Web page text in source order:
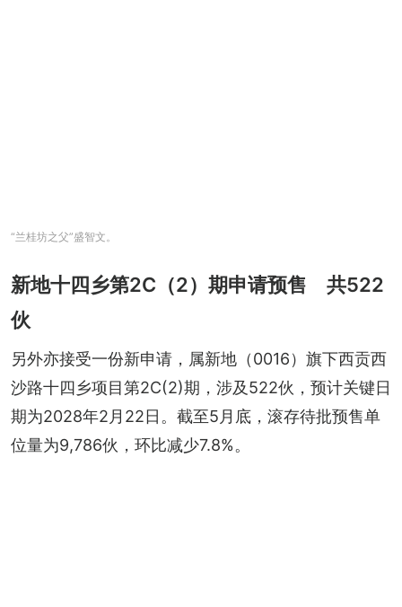
“兰桂坊之父”盛智文。
新地十四乡第2C（2）期申请预售 共522
伙
另外亦接受一份新申请，属新地（0016）旗下西贡西
沙路十四乡项目第2C(2)期，涉及522伙，预计关键日
期为2028年2月22日。截至5月底，滚存待批预售单
位量为9,786伙，环比减少7.8%。